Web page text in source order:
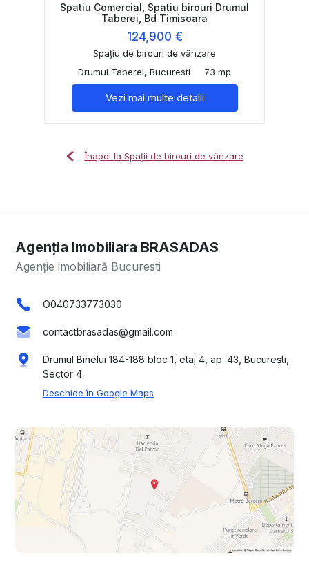
Spatiu Comercial, Spatiu birouri Drumul
Taberei, Bd Timisoara
124,900 €
Spațiu de birouri de vânzare
Drumul Taberei, Bucuresti
73 mp
Vezi mai multe detalii
Înapoi la Spații de birouri de vânzare
Agenția Imobiliara BRASADAS
Agenție imobiliară Bucuresti
O040733773030
contactbrasadas@gmail.com
Drumul Binelui 184-188 bloc 1, etaj 4, ap. 43, București,
Sector 4.
Deschide în Google Maps